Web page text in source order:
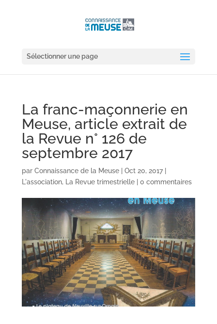
Sélectionner une page
La franc-maçonnerie en
Meuse, article extrait de
la Revue n° 126 de
septembre 2017
par Connaissance de la Meuse| Oct 20, 2017|
L'association, La Revue trimestrielle| 0 commentaires